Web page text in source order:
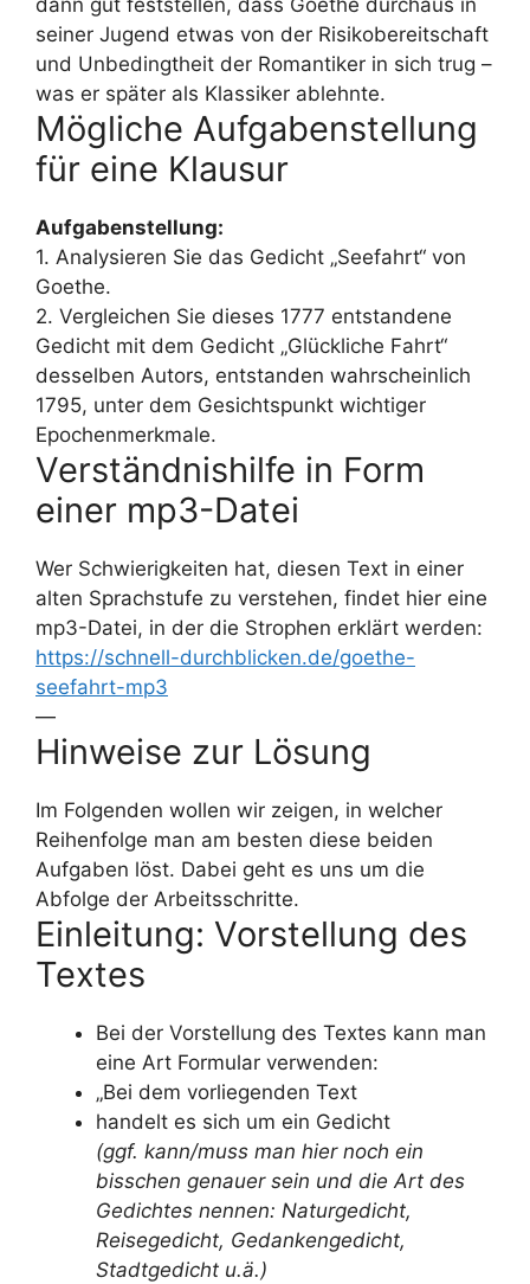
dann gut feststellen, dass Goethe durchaus in
seiner Jugend etwas von der Risikobereitschaft
und Unbedingtheit der Romantiker in sich trug –
was er später als Klassiker ablehnte.
Mögliche Aufgabenstellung
für eine Klausur
Aufgabenstellung:
1. Analysieren Sie das Gedicht „Seefahrt“ von
Goethe.
2. Vergleichen Sie dieses 1777 entstandene
Gedicht mit dem Gedicht „Glückliche Fahrt“
desselben Autors, entstanden wahrscheinlich
1795, unter dem Gesichtspunkt wichtiger
Epochenmerkmale.
Verständnishilfe in Form
einer mp3-Datei
Wer Schwierigkeiten hat, diesen Text in einer
alten Sprachstufe zu verstehen, findet hier eine
mp3-Datei, in der die Strophen erklärt werden:
https://schnell-durchblicken.de/goethe-
seefahrt-mp3
—
Hinweise zur Lösung
Im Folgenden wollen wir zeigen, in welcher
Reihenfolge man am besten diese beiden
Aufgaben löst. Dabei geht es uns um die
Abfolge der Arbeitsschritte.
Einleitung: Vorstellung des
Textes
Bei der Vorstellung des Textes kann man
eine Art Formular verwenden:
„Bei dem vorliegenden Text
handelt es sich um ein Gedicht
(ggf. kann/muss man hier noch ein
bisschen genauer sein und die Art des
Gedichtes nennen: Naturgedicht,
Reisegedicht, Gedankengedicht,
Stadtgedicht u.ä.)